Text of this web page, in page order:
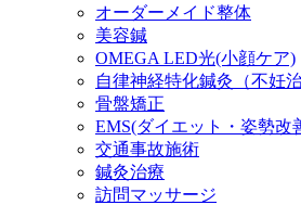
オーダーメイド整体
美容鍼
OMEGA LED光(小顔ケア)
自律神経特化鍼灸（不妊
骨盤矯正
EMS(ダイエット・姿勢改
交通事故施術
鍼灸治療
訪問マッサージ